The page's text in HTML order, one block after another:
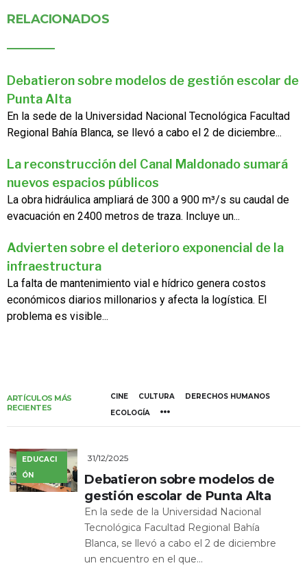
RELACIONADOS
Debatieron sobre modelos de gestión escolar de
Punta Alta
En la sede de la Universidad Nacional Tecnológica Facultad
Regional Bahía Blanca, se llevó a cabo el 2 de diciembre...
La reconstrucción del Canal Maldonado sumará
nuevos espacios públicos
La obra hidráulica ampliará de 300 a 900 m³/s su caudal de
evacuación en 2400 metros de traza. Incluye un...
Advierten sobre el deterioro exponencial de la
infraestructura
La falta de mantenimiento vial e hídrico genera costos
económicos diarios millonarios y afecta la logística. El
problema es visible...
ARTÍCULOS MÁS
RECIENTES
CINE CULTURA
DERECHOS HUMANOS
ECOLOGÍA
EDUCACI
ÓN
31/12/2025
Debatieron sobre modelos de
gestión escolar de Punta Alta
En la sede de la Universidad Nacional
Tecnológica Facultad Regional Bahía
Blanca, se llevó a cabo el 2 de diciembre
un encuentro en el que...